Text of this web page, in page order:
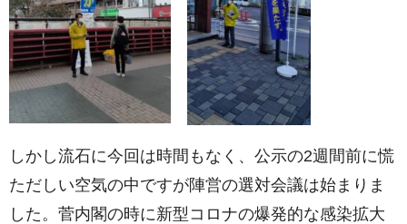
しかし流石に今回は時間もなく、公示の2週間前に慌
ただしい空気の中ですが陣営の選対会議は始まりま
した。菅内閣の時に新型コロナの爆発的な感染拡大